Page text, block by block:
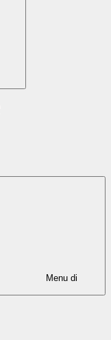
Menu di